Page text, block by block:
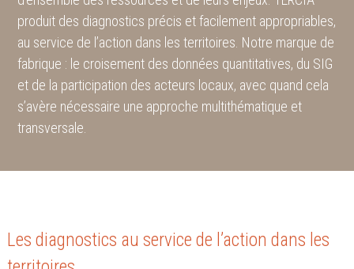
produit des diagnostics précis et facilement appropriables,
au service de l’action dans les territoires. Notre marque de
fabrique : le croisement des données quantitatives, du SIG
et de la participation des acteurs locaux, avec quand cela
s’avère nécessaire une approche multithématique et
transversale.
Les diagnostics au service de l’action dans les